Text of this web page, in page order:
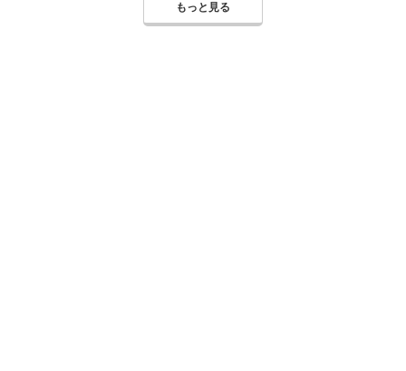
もっと見る